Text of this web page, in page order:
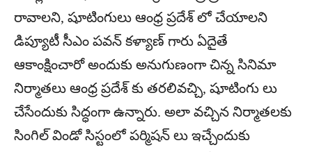
రావాలని, షూటింగులు ఆంధ్ర ప్రదేశ్ లో చేయాలని
డిప్యూటీ సీఎం పవన్ కళ్యాణ్ గారు ఏదైతే
ఆకాంక్షించారో అందుకు అనుగుణంగా చిన్న సినిమా
నిర్మాతలు ఆంధ్ర ప్రదేశ్ కు తరలివచ్చి, షూటింగు లు
చేసేందుకు సిద్ధంగా ఉన్నారు. అలా వచ్చిన నిర్మాతలకు
సింగిల్ విండో సిస్టంలో పర్మిషన్ లు ఇచ్చేందుకు